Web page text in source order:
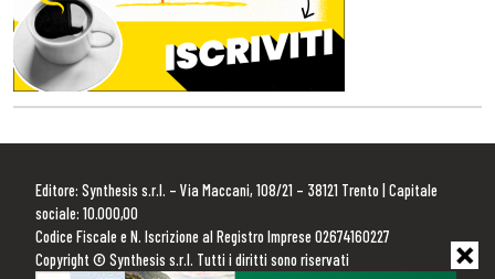
Editore: Synthesis s.r.l. – Via Maccani, 108/21 – 38121 Trento | Capitale
sociale: 10.000,00
Codice Fiscale e N. Iscrizione al Registro Imprese 02674160227
Copyright © Synthesis s.r.l. Tutti i diritti sono riservati